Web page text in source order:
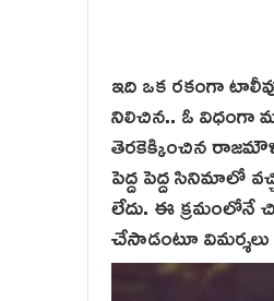
ఇది ఒక రకంగా
నిలిచిన.. ఓ విధంగా
తెర‌కెక్కించిన‌
పెద్ద పెద్ద సినిమాలో
లేదు. ఈ క్రమంలోనే
చేసాడంటూ విమర్శలు